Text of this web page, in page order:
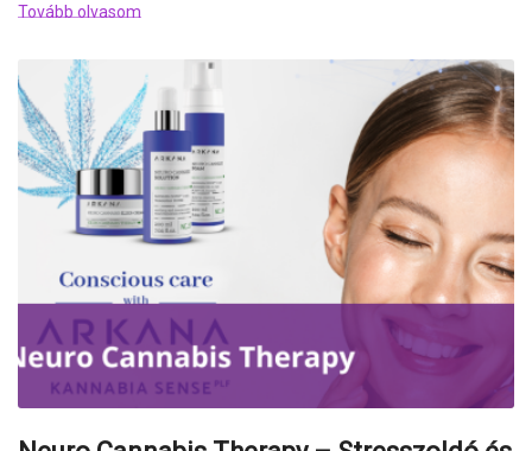
Tovább olvasom